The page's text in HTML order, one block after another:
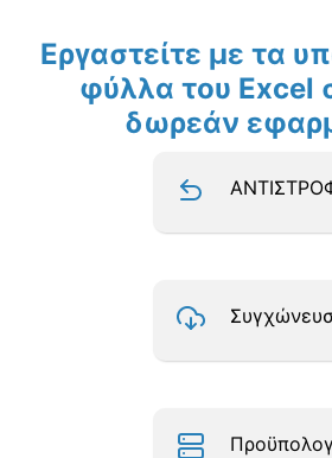
Εργαστείτε με τα
φύλλα του Excel
δωρεάν